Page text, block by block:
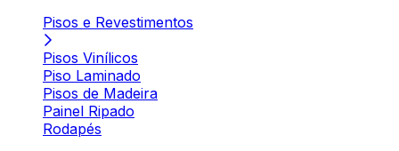
Pisos e Revestimentos
Pisos Vinílicos
Piso Laminado
Pisos de Madeira
Painel Ripado
Rodapés